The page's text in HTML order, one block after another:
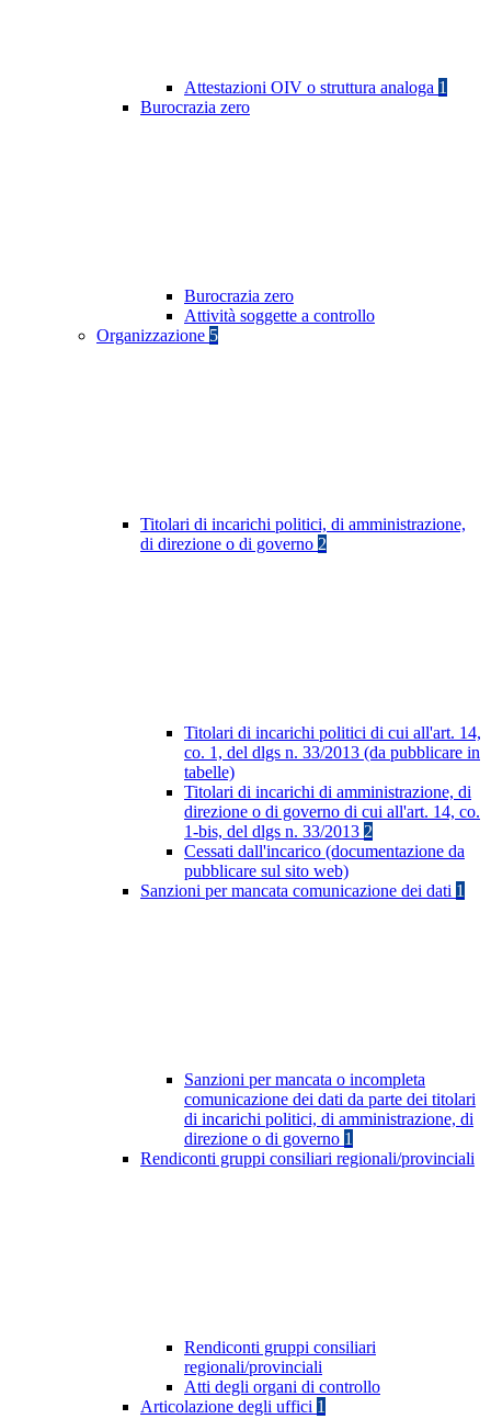
Attestazioni OIV o struttura analoga 1
Burocrazia zero
Burocrazia zero
Attività soggette a controllo
Organizzazione 5
Titolari di incarichi politici, di amministrazione,
di direzione o di governo 2
Titolari di incarichi politici di cui all'art. 14,
co. 1, del dlgs n. 33/2013 (da pubblicare in
tabelle)
Titolari di incarichi di amministrazione, di
direzione o di governo di cui all'art. 14, co.
1-bis, del dlgs n. 33/2013 2
Cessati dall'incarico (documentazione da
pubblicare sul sito web)
Sanzioni per mancata comunicazione dei dati 1
Sanzioni per mancata o incompleta
comunicazione dei dati da parte dei titolari
di incarichi politici, di amministrazione, di
direzione o di governo 1
Rendiconti gruppi consiliari regionali/provinciali
Rendiconti gruppi consiliari
regionali/provinciali
Atti degli organi di controllo
Articolazione degli uffici 1